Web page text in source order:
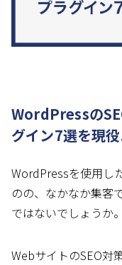
WordPressの
グイン7選を現
WordPressを使用し
のの、なかなか集客
ではないでしょうか。
WebサイトのSEO対